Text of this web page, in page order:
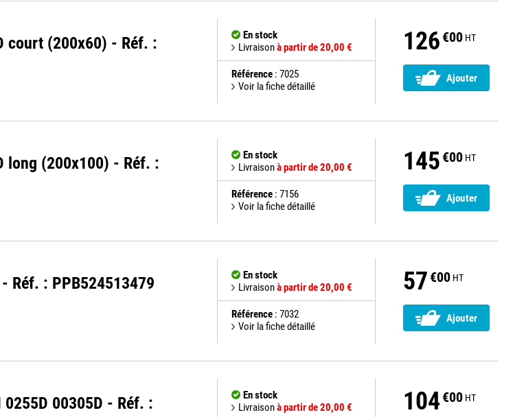
court (200x60) - Réf. :
En stock
Livraisonà partir de 20,00 €
Référence : 7025
Voir la fiche détaillé
126 €00 HT
Ajouter
long (200x100) - Réf. :
En stock
Livraisonà partir de 20,00 €
Référence : 7156
Voir la fiche détaillé
145 €00 HT
Ajouter
Réf. : PPB524513479
En stock
Livraisonà partir de 20,00 €
Référence : 7032
Voir la fiche détaillé
57 €00 HT
Ajouter
00305D - Réf. :
En stock
Livraisonà partir de 20,00 € 104 €00 HT